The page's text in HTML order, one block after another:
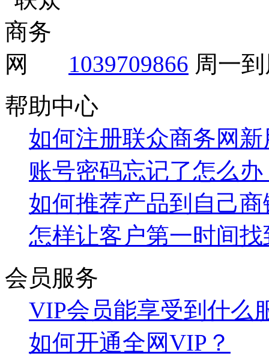
1039709866 周一
帮助中心
如何注册联众商务网
账号密码忘记了怎么办
如何推荐产品到自己
怎样让客户第一时间
会员服务
VIP会员能享受到什么
如何开通全网VIP？